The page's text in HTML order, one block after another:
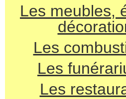
Les meubles,
Les
Les
Les